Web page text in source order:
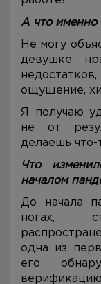
А что именно
Не могу
девушке
ощущение,
Я получаю
не от
делаешь что-
Что
началом
До начала
ногах,
одна из
его